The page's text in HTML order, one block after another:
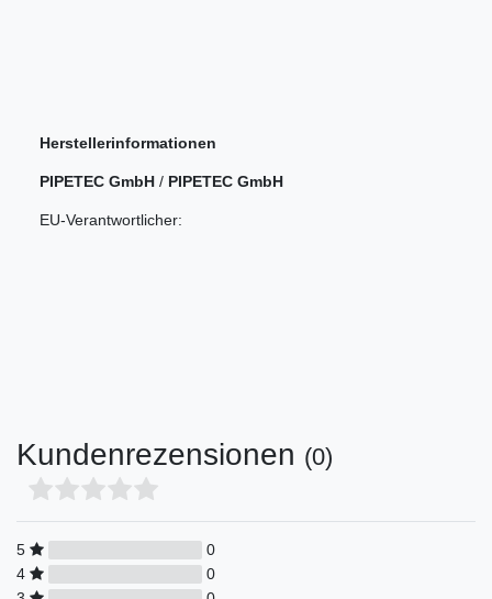
Herstellerinformationen
PIPETEC GmbH / PIPETEC GmbH
EU-Verantwortlicher:
Kundenrezensionen (0)
5
0
4
0